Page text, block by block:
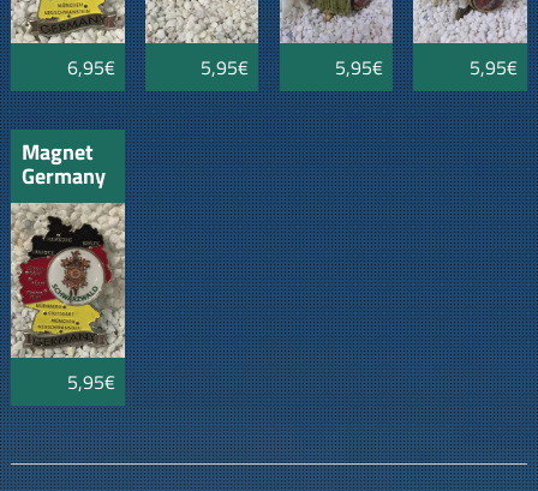
6,95€ 5,95€ 5,95€ 5,95€
Magnet
Germany
mit
Wappen
Kuckucksuhr
5,95€